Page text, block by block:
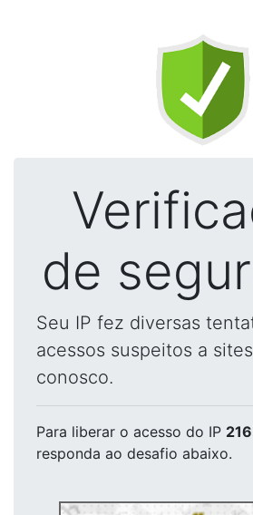
de
Seu IP fez diversas
acessos suspeitos a
conosco.
Para liberar o acesso do IP
responda ao desafio abaixo.